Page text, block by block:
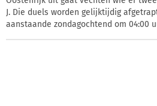
J. Die duels worden gelijktijdig
aanstaande zondagochtend om 04:00